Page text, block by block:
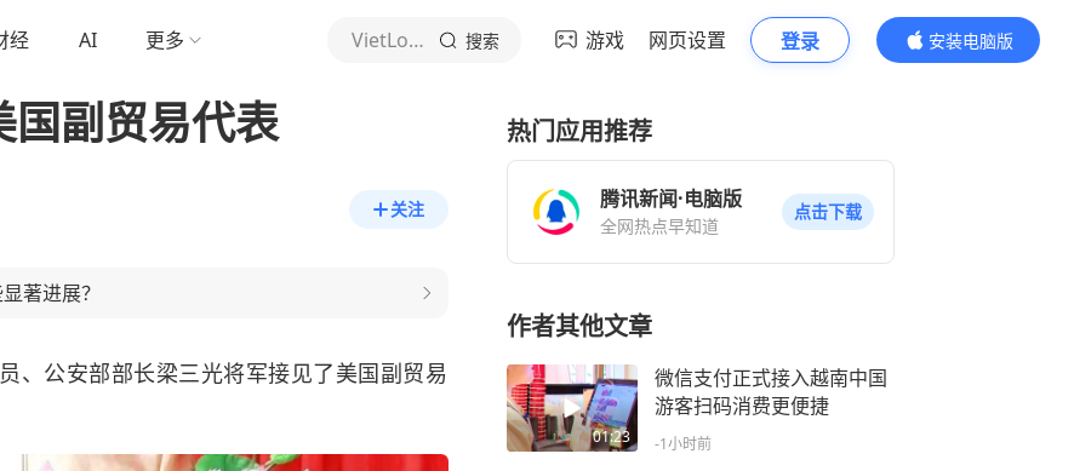
经 AI 更多 VietLook 搜索 游戏 网页设置 登录
安装电脑版
内容更精彩
副贸易代表
关注
著进展？
、公安部部长梁三光将军接见了美国副贸易
热门应用推荐
腾讯新闻·电脑版
全网热点早知道
点击下载
作者其他文章
01:23
微信支付正式接入越南中国
游客扫码消费更便捷
-1小时前